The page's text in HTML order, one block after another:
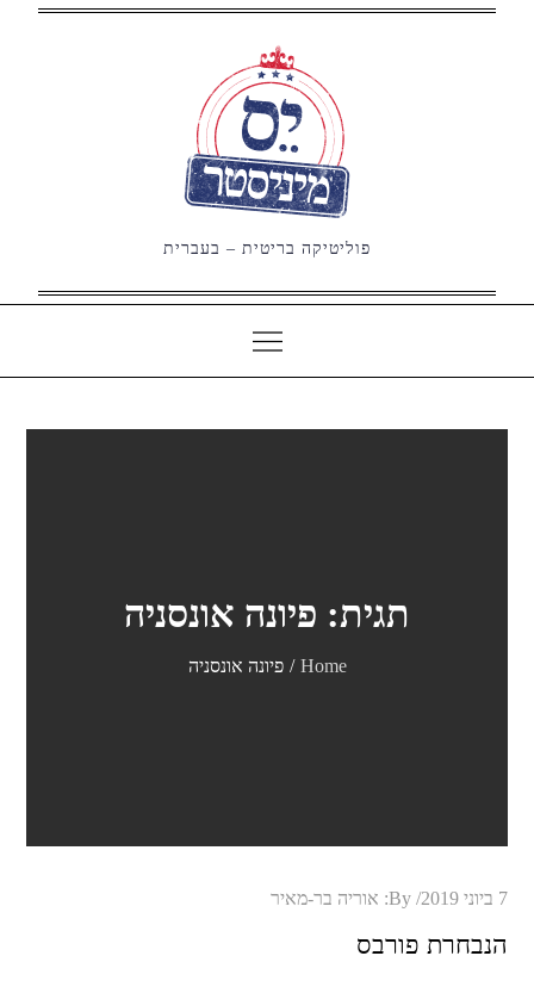
פוליטיקה בריטית – בעברית
תגית: פיונה אונסניה
Home פיונה אונסניה
Posted
7 ביוני 2019 By: אוריה בר-מאיר
הנבחרת פורבס